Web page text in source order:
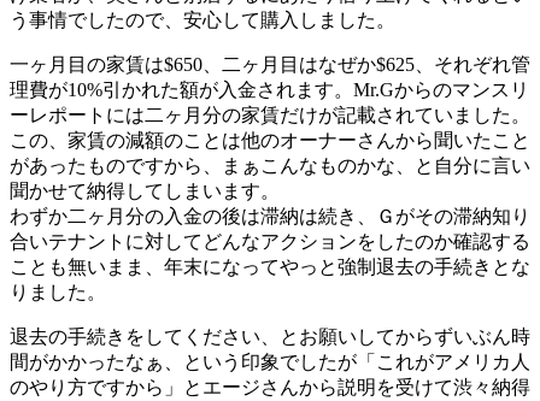
う事情でしたので、安心して購入しました。
一ヶ月目の家賃は$650、二ヶ月目はなぜか$625、それぞれ管
理費が10%引かれた額が入金されます。Mr.Gからのマンスリ
ーレポートには二ヶ月分の家賃だけが記載されていました。
この、家賃の減額のことは他のオーナーさんから聞いたこと
があったものですから、まぁこんなものかな、と自分に言い
聞かせて納得してしまいます。
わずか二ヶ月分の入金の後は滞納は続き、Ｇがその滞納知り
合いテナントに対してどんなアクションをしたのか確認する
ことも無いまま、年末になってやっと強制退去の手続きとな
りました。
退去の手続きをしてください、とお願いしてからずいぶん時
間がかかったなぁ、という印象でしたが「これがアメリカ人
のやり方ですから」とエージさんから説明を受けて渋々納得